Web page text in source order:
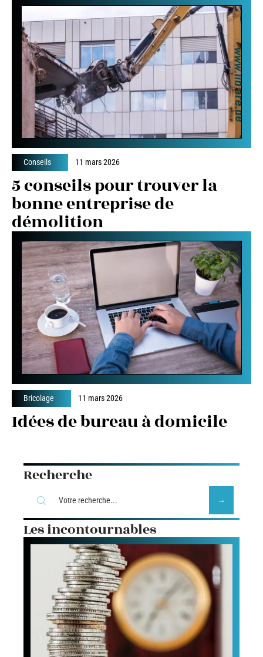
Conseils 11 mars 2026
5 conseils pour trouver la
bonne entreprise de
démolition
Bricolage 11 mars 2026
Idées de bureau à domicile
Recherche
Les incontournables